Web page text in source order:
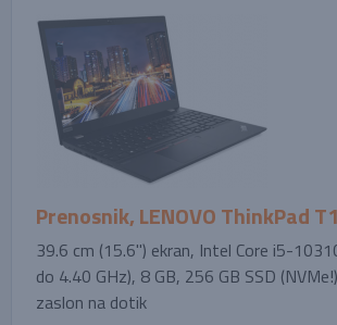
Prenosnik, LENOVO ThinkPad
39.6 cm (15.6'') ekran, Intel Core i5-
do 4.40 GHz), 8 GB, 256 GB SSD
zaslon na dotik